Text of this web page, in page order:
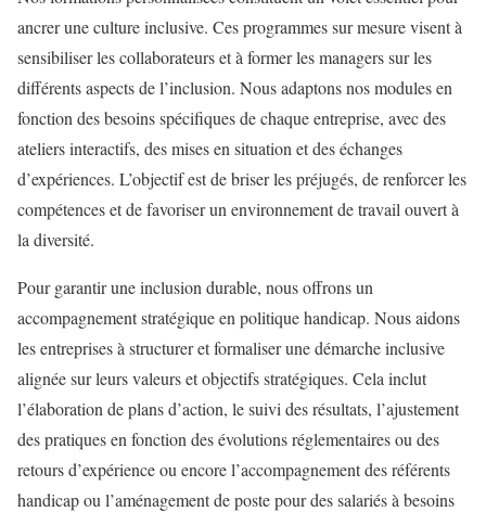
ancrer une culture inclusive. Ces programmes sur mesure visent à
sensibiliser les collaborateurs et à former les managers sur les
différents aspects de l’inclusion. Nous adaptons nos modules en
fonction des besoins spécifiques de chaque entreprise, avec des
ateliers interactifs, des mises en situation et des échanges
d’expériences. L’objectif est de briser les préjugés, de renforcer les
compétences et de favoriser un environnement de travail ouvert à
la diversité.
Pour garantir une inclusion durable, nous offrons un
accompagnement stratégique en politique handicap. Nous aidons
les entreprises à structurer et formaliser une démarche inclusive
alignée sur leurs valeurs et objectifs stratégiques. Cela inclut
l’élaboration de plans d’action, le suivi des résultats, l’ajustement
des pratiques en fonction des évolutions réglementaires ou des
retours d’expérience ou encore l’accompagnement des référents
handicap ou l’aménagement de poste pour des salariés à besoins